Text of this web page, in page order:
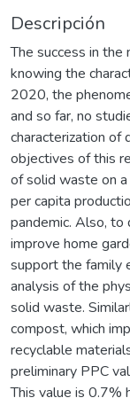
Descripción
The success in
knowing the
2020, the
and so far, no
characterization of
objectives of this
of solid waste on
per capita
pandemic. Also,
improve home
support the family
analysis of the
solid waste.
compost, which
recyclable
preliminary PPC
This value is 0.7%